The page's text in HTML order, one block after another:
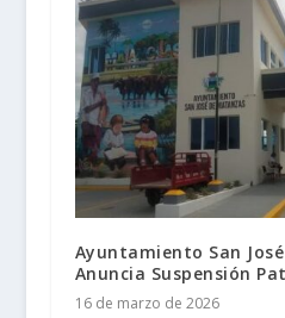
Ayuntamiento San
Anuncia Suspensión
16 de marzo de 2026